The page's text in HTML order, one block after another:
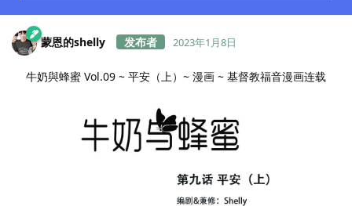
蒙恩的shelly 2023年1月8日
牛奶與蜂蜜 Vol.09 ~ 平安（上）~ 漫画 ~ 基督教福音漫画连载